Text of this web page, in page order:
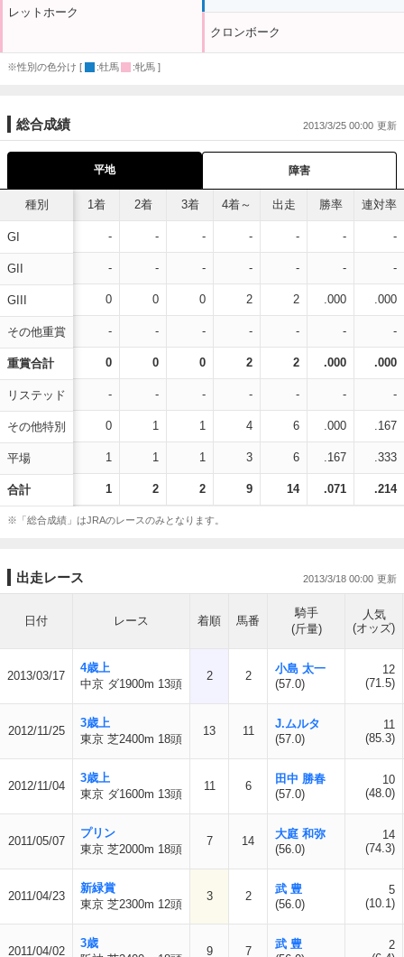
レットホーク
クロンボーク
※性別の色分け [ :牡馬 :牝馬 ]
総合成績 2013/3/25 00:00
平地 障害
種別
GI
GII
GIII
その他重賞
重賞合計
リステッド
その他特別
平場
合計
1着 2着 3着 4着～ 出走 勝率 連対率
- - - - - - -
- - - - - - -
0 0 0 2 2 .000 .000
- - - - - - -
0 0 0 2 2 .000 .000
- - - - - - -
0 1 1 4 6 .000 .167
1 1 1 3 6 .167 .333
1 2 2 9 14 .071 .214
※「総合成績」はJRAのレースのみとなります。
出走レース 2013/3/18 00:00
日付 レース 着順 馬番
騎手
(斤量)
人気
(オッズ)
2013/03/17
4歳上
中京 ダ1900m 13頭
2 2
小島 太一
(57.0)
12
(71.5)
2012/11/25
3歳上
東京 芝2400m 18頭
13 11
J.ムルタ
(57.0)
11
(85.3)
2012/11/04
3歳上
東京 ダ1600m 13頭
11 6
田中 勝春
(57.0)
10
(48.0)
2011/05/07
プリン
東京 芝2000m 18頭
7 14
大庭 和弥
(56.0)
14
(74.3)
2011/04/23
新緑賞
東京 芝2300m 12頭
3 2
武 豊
(56.0)
5
(10.1)
2011/04/02
3歳
9 7
武 豊
2